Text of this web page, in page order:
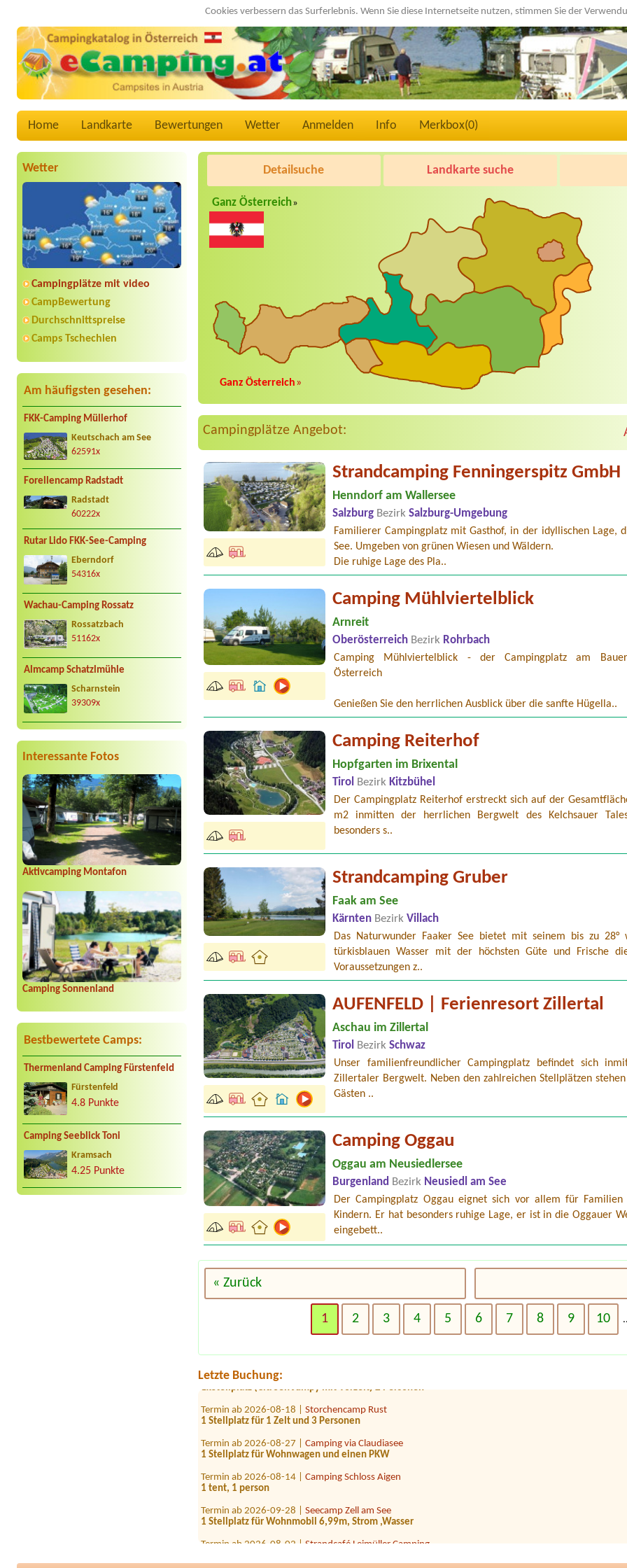
Cookies verbessern das Surferlebnis. Wenn Sie diese Internetseite nutzen, stimmen Sie der
Home Landkarte Bewertungen Wetter Anmelden Info Merkbox(0)
Wetter
Campingplätze mit video
CampBewertung
Durchschnittspreise
Camps Tschechien
Am häufigsten gesehen:
FKK-Camping Müllerhof
Keutschach am See
62591x
Forellencamp Radstadt
Radstadt
60222x
Rutar Lido FKK-See-Camping
Eberndorf
54316x
Wachau-Camping Rossatz
Rossatzbach
51162x
Almcamp Schatzlmühle
Scharnstein
39309x
Interessante Fotos
Aktivcamping Montafon
Camping Sonnenland
Bestbewertete Camps:
Thermenland Camping Fürstenfeld
Fürstenfeld
4.8 Punkte
Camping Seeblick Toni
Kramsach
4.25 Punkte
Detailsuche Landkarte suche
Ganz Österreich»
Ganz Österreich »
Campingplätze Angebot:
Strandcamping Fenningerspitz GmbH
Henndorf am Wallersee
Salzburg Bezirk Salzburg-Umgebung
Familierer Campingplatz mit Gasthof, in der idyllischen Lage,
See. Umgeben von grünen Wiesen und Wäldern.
Die ruhige Lage des Pla..
Camping Mühlviertelblick
Arnreit
Oberösterreich Bezirk Rohrbach
Camping Mühlviertelblick - der Campingplatz am
Österreich
Genießen Sie den herrlichen Ausblick über die sanfte Hügella..
Camping Reiterhof
Hopfgarten im Brixental
Tirol Bezirk Kitzbühel
Der Campingplatz Reiterhof erstreckt sich auf der
m2 inmitten der herrlichen Bergwelt des Kelchsauer
besonders s..
Strandcamping Gruber
Faak am See
Kärnten Bezirk Villach
Das Naturwunder Faaker See bietet mit seinem bis zu 28°
türkisblauen Wasser mit der höchsten Güte und Frische
Voraussetzungen z..
AUFENFELD | Ferienresort Zillertal
Aschau im Zillertal
Tirol Bezirk Schwaz
Unser familienfreundlicher Campingplatz befindet sich
Zillertaler Bergwelt. Neben den zahlreichen Stellplätzen
Gästen ..
Camping Oggau
Oggau am Neusiedlersee
Burgenland Bezirk Neusiedl am See
Der Campingplatz Oggau eignet sich vor allem für
Kindern. Er hat besonders ruhige Lage, er ist in die Oggauer
eingebett..
« Zurück
1 2 3 4 5 6 7 8 9 10 ..
Letzte Buchung:
Termin ab 2026-07-31 |Seecamping Berau**** am Wolfgangsee
1 Stellplatz für Auto mit Kofferaumzelt, wenn möglich mit Strom 2 Erwachsene + 2 Kinder 11
Panorama Camping Sonnenberg
1xStellplatz (Citroen Jumpy mit Vorzelt) 2 Personen
1 Stellplatz für 1 Zelt und 3 Personen
1 Stellplatz für Wohnwagen und einen PKW
1 tent, 1 person
1 Stellplatz für Wohnmobil 6,99m, Strom ,Wasser
1 Platz für VW Bus